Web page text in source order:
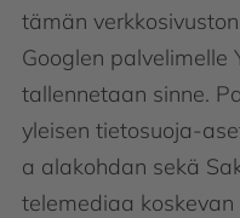
tämän
Googlen palvelimelle
tallennetaan sinne.
yleisen tietosuoja-
a alakohdan sekä
telemediaa